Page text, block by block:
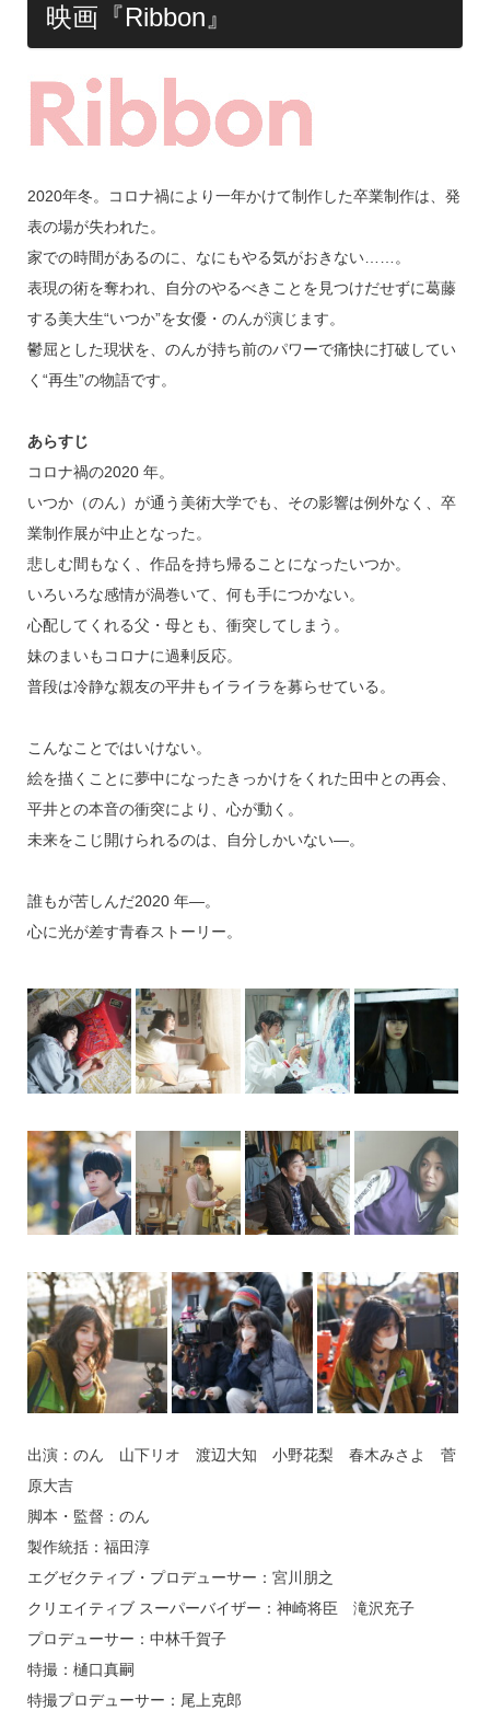
映画『Ribbon』
2020年冬。コロナ禍により一年かけて制作した卒業制作は、発
表の場が失われた。
家での時間があるのに、なにもやる気がおきない……。
表現の術を奪われ、自分のやるべきことを見つけだせずに葛藤
する美大生“いつか”を女優・のんが演じます。
鬱屈とした現状を、のんが持ち前のパワーで痛快に打破してい
く“再生”の物語です。
あらすじ
コロナ禍の2020 年。
いつか（のん）が通う美術大学でも、その影響は例外なく、卒
業制作展が中止となった。
悲しむ間もなく、作品を持ち帰ることになったいつか。
いろいろな感情が渦巻いて、何も手につかない。
心配してくれる父・母とも、衝突してしまう。
妹のまいもコロナに過剰反応。
普段は冷静な親友の平井もイライラを募らせている。
こんなことではいけない。
絵を描くことに夢中になったきっかけをくれた田中との再会、
平井との本音の衝突により、心が動く。
未来をこじ開けられるのは、自分しかいない―。
誰もが苦しんだ2020 年―。
心に光が差す青春ストーリー。
出演：のん 山下リオ 渡辺大知 小野花梨 春木みさよ 菅
原大吉
脚本・監督：のん
製作統括：福田淳
エグゼクティブ・プロデューサー：宮川朋之
クリエイティブ スーパーバイザー：神崎将臣 滝沢充子
プロデューサー：中林千賀子
特撮：樋口真嗣
特撮プロデューサー：尾上克郎